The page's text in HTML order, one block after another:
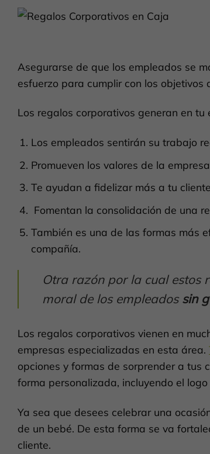
Asegurarse de que los empleados se
esfuerzo para cumplir con los objetivos
Los regalos corporativos generan en tu
Los empleados sentirán su trabajo
Promueven los valores de la
Te ayudan a fidelizar más a tu
Fomentan la consolidación de una
También es una de las formas más
compañía.
Otra razón por la cual estos
moral de los empleadossin
Los regalos corporativos vienen en
empresas especializadas en esta área.
opciones y formas de sorprender a tus
forma personalizada, incluyendo el
Ya sea que desees celebrar una
de un bebé. De esta forma se va
cliente.